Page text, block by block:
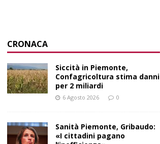
CRONACA
Siccità in Piemonte,
Confagricoltura stima danni
per 2 miliardi
6 Agosto 2026 0
Sanità Piemonte, Gribaudo:
«I cittadini pagano